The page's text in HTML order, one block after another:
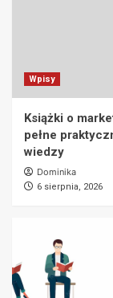
Wpisy
Książki o
pełne
wiedzy
Dominika
6 sierpnia, 2026